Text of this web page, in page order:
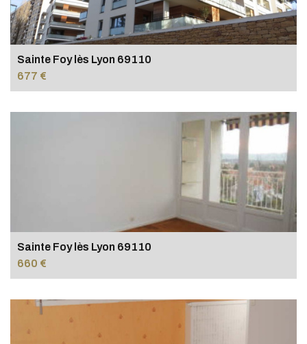
Sainte Foy lès Lyon 69110
677 €
Sainte Foy lès Lyon 69110
660 €